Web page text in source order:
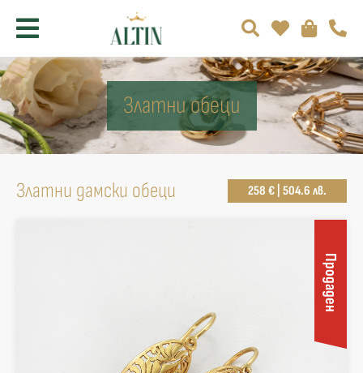
Златни обеци
Златни дамски обеци 258 € | 504.6 лв.
Продаден